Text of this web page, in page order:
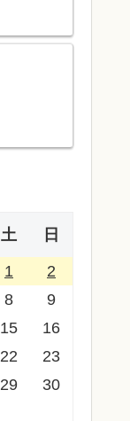
土 日
1
2
8
9
15
16
22
23
29
30